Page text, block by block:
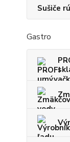
Sušiče
Gastro